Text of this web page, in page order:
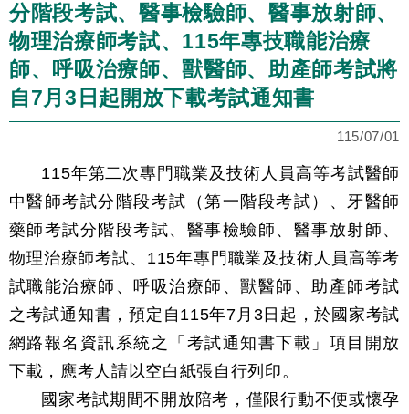
分階段考試、醫事檢驗師、醫事放射師、
物理治療師考試、115年專技職能治療
師、呼吸治療師、獸醫師、助產師考試將
自7月3日起開放下載考試通知書
115/07/01
115年第二次專門職業及技術人員高等考試醫師
中醫師考試分階段考試（第一階段考試）、牙醫師
藥師考試分階段考試、醫事檢驗師、醫事放射師、
物理治療師考試、115年專門職業及技術人員高等考
試職能治療師、呼吸治療師、獸醫師、助產師考試
之考試通知書，預定自115年7月3日起，於國家考試
網路報名資訊系統之「考試通知書下載」項目開放
下載，應考人請以空白紙張自行列印。
國家考試期間不開放陪考，僅限行動不便或懷孕